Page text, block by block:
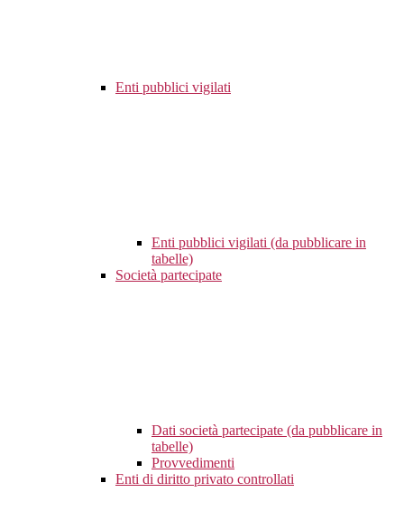
Enti pubblici vigilati
Enti pubblici vigilati (da pubblicare in
tabelle)
Società partecipate
Dati società partecipate (da pubblicare in
tabelle)
Provvedimenti
Enti di diritto privato controllati